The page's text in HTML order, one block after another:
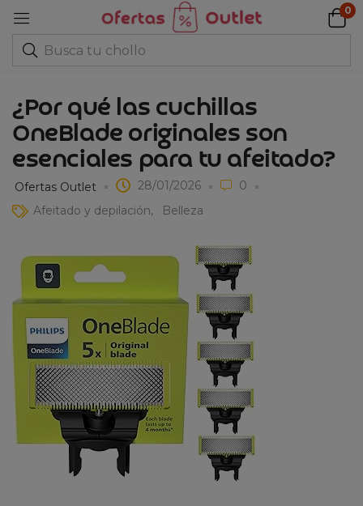
0
¿Por qué las cuchillas
OneBlade originales son
esenciales para tu afeitado?
Ofertas Outlet 28/01/2026
0
Afeitado y depilación
Belleza